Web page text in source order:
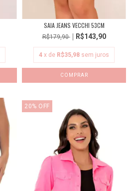
SAIA JEANS VECCHI 53CM
R$179,90 R$143,90
4 x de R$35,98 sem juros
COMPRAR
20% OFF